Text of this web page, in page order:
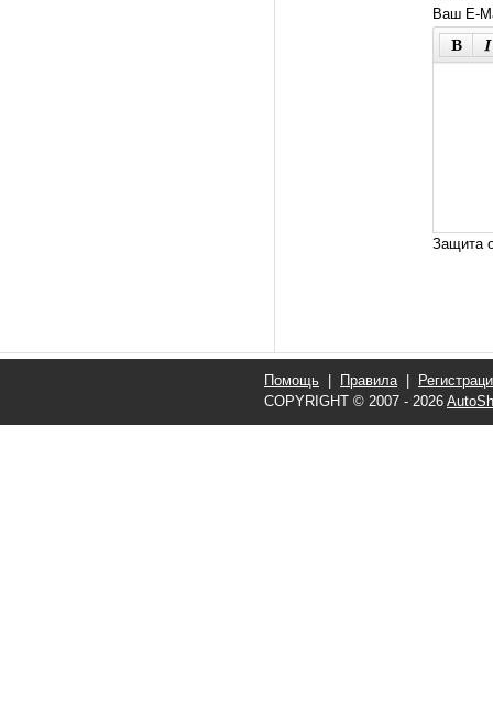
Ваш E-
Защита
Помощь Правила|
COPYRIGHT © 2007 - 2026